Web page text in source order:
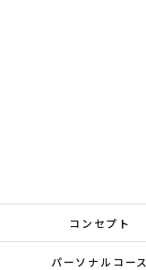
コンセプト
パーソナルコース